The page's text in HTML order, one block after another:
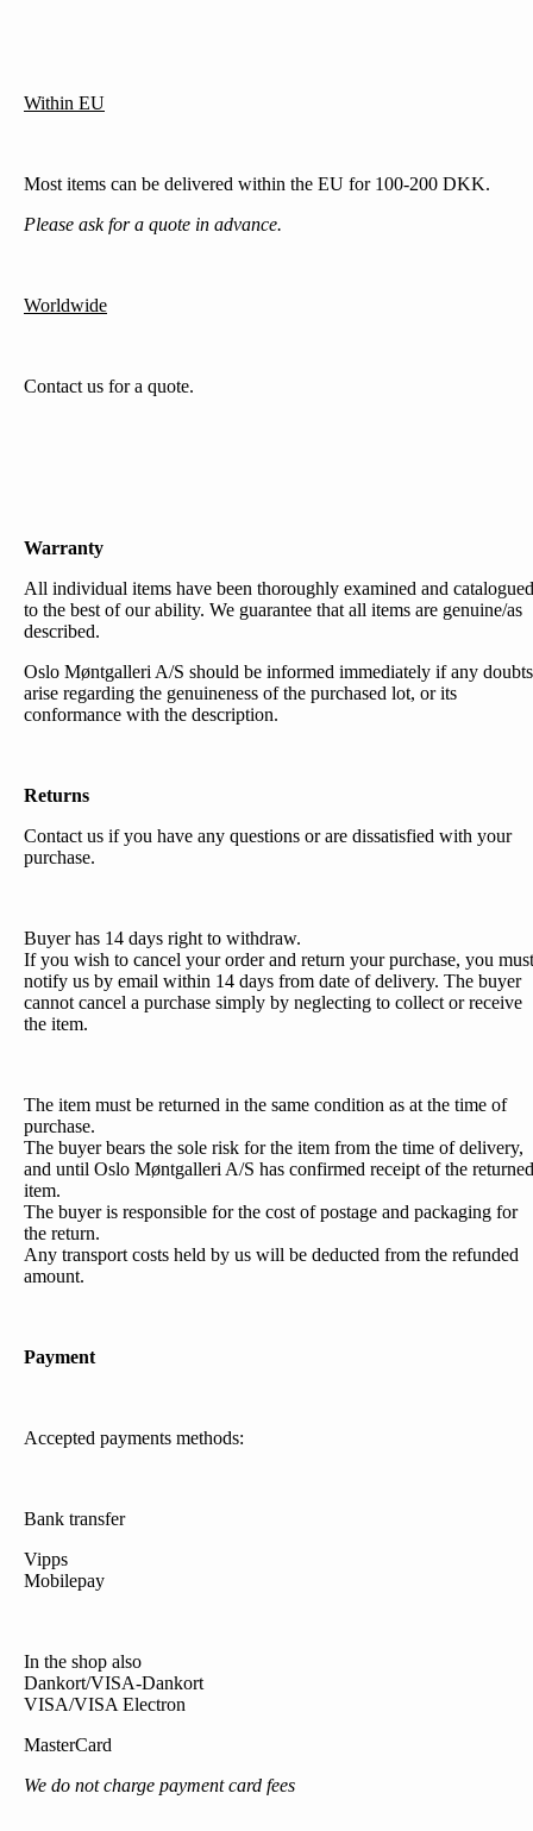
Within EU
Most items can be delivered within the EU for 100-200 DKK.
Please ask for a quote in advance.
Worldwide
Contact us for a quote.
Warranty
All individual items have been thoroughly examined and catalogued
to the best of our ability. We guarantee that all items are genuine/as
described.
Oslo Møntgalleri A/S should be informed immediately if any doubts
arise regarding the genuineness of the purchased lot, or its
conformance with the description.
Returns
Contact us if you have any questions or are dissatisfied with your
purchase.
Buyer has 14 days right to withdraw.
If you wish to cancel your order and return your purchase, you must
notify us by email within 14 days from date of delivery. The buyer
cannot cancel a purchase simply by neglecting to collect or receive
the item.
The item must be returned in the same condition as at the time of
purchase.
The buyer bears the sole risk for the item from the time of delivery,
and until Oslo Møntgalleri A/S has confirmed receipt of the returned
item.
The buyer is responsible for the cost of postage and packaging for
the return.
Any transport costs held by us will be deducted from the refunded
amount.
Payment
Accepted payments methods:
Bank transfer
Vipps
Mobilepay
In the shop also
Dankort/VISA-Dankort
VISA/VISA Electron
MasterCard
We do not charge payment card fees